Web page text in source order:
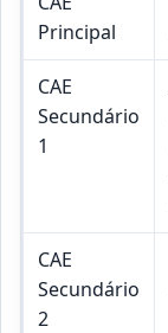
Principal
CAE
Secundário
1
CAE
Secundário
2